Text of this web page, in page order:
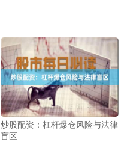
炒股配资：杠杆爆仓风险与法律
盲区